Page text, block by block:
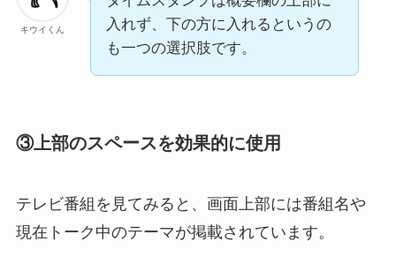
キウイくん
入れず、下の方に入れるというの
も一つの選択肢です。
③上部のスペースを効果的に使用
テレビ番組を見てみると、 画面上部には番組名や
現在トーク中のテーマが掲載されています。